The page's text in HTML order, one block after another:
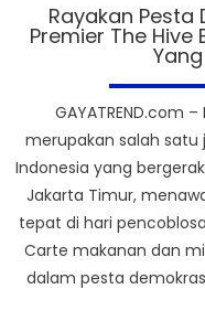
Rayakan Pesta
Premier The Hive
GAYATREND.com
merupakan salah satu
Indonesia yang
Jakarta Timur,
tepat di hari
Carte makanan dan
dalam pesta